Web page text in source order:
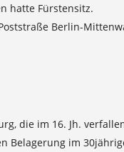
hatte Fürstensitz.
Berlin-
die im 16. Jh.
im